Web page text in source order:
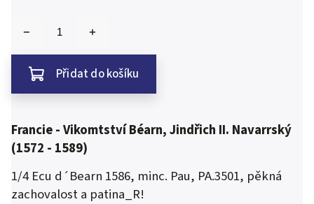
Přidat do košíku
Francie - Vikomtství Béarn, Jindřich II. Navarrský
(1572 - 1589)
1/4 Ecu d´Bearn 1586, minc. Pau, PA.3501, pěkná
zachovalost a patina_R!